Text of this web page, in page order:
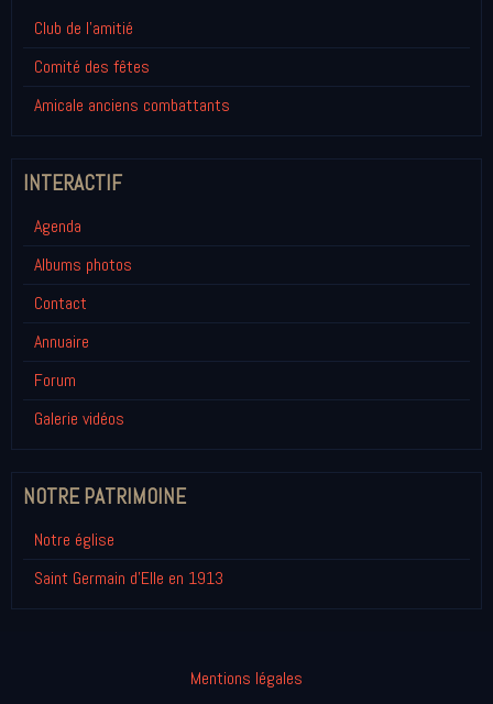
Club de l'amitié
Comité des fêtes
Amicale anciens combattants
INTERACTIF
Agenda
Albums photos
Contact
Annuaire
Forum
Galerie vidéos
NOTRE PATRIMOINE
Notre église
Saint Germain d'Elle en 1913
Mentions légales